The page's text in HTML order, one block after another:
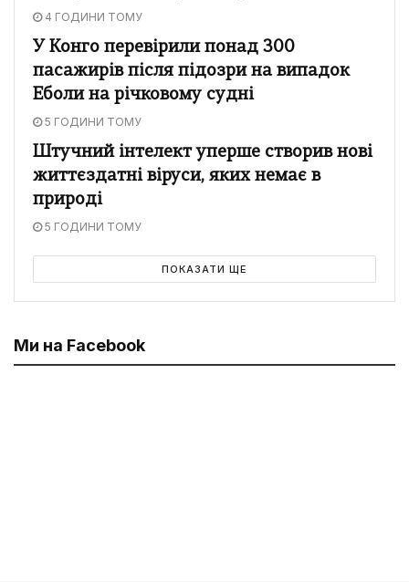
4 ГОДИНИ ТОМУ
У Конго перевірили понад 300
пасажирів після підозри на випадок
Еболи на річковому судні
5 ГОДИНИ ТОМУ
Штучний інтелект уперше створив нові
життєздатні віруси, яких немає в
природі
5 ГОДИНИ ТОМУ
ПОКАЗАТИ ЩЕ
Ми на Facebook